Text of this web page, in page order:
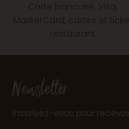
Carte bancaire, Visa,
MasterCard, cartes et
restaurant
Newsletter
Inscrivez-vous pour